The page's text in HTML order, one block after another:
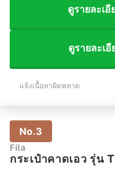
ดูรายละเ
ดูรายละเอี
แจ้งเนื้อหาผิดพลาด
No.3
Fila
กระเป๋าคาดเอว รุ่น